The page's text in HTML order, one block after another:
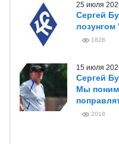
25 июля
Сергей
1828
15 июля
Сергей
Мы
2018